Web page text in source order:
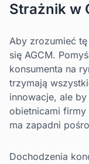
Strażnik w
Aby zrozumieć
się AGCM.
konsumenta na
trzymają
innowacje, ale
obietnicami
ma zapadni
Dochodzenia